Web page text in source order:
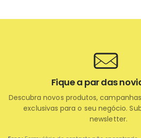
Fique a par das
Descubra novos produtos,
exclusivas para o seu negócio.
newsletter.